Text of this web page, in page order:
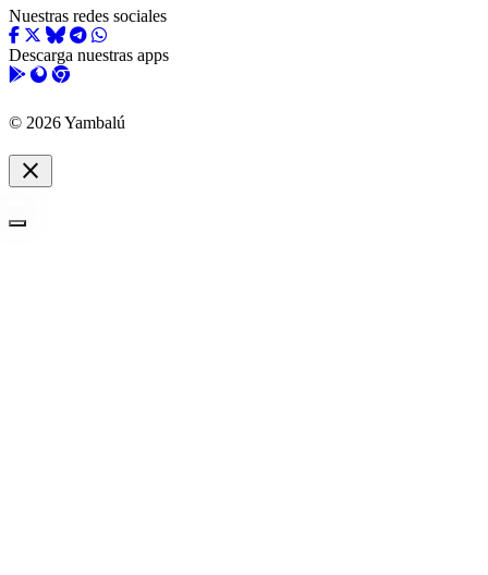
Nuestras redes sociales
Descarga nuestras apps
© 2026 Yambalú
close